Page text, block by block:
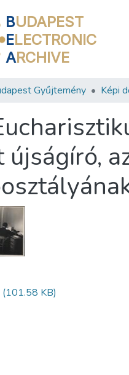
BUDAPEST
ELECTRONIC
ARCHIVE
Gyűjtemény Képi
újságíró,
(101.58 KB)